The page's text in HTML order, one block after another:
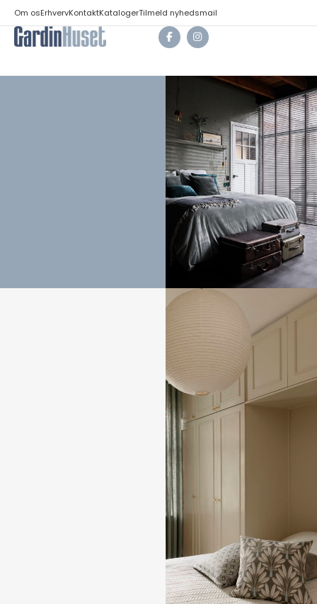
Om osErhvervKontaktKatalogerTilmeld nyhedsmail